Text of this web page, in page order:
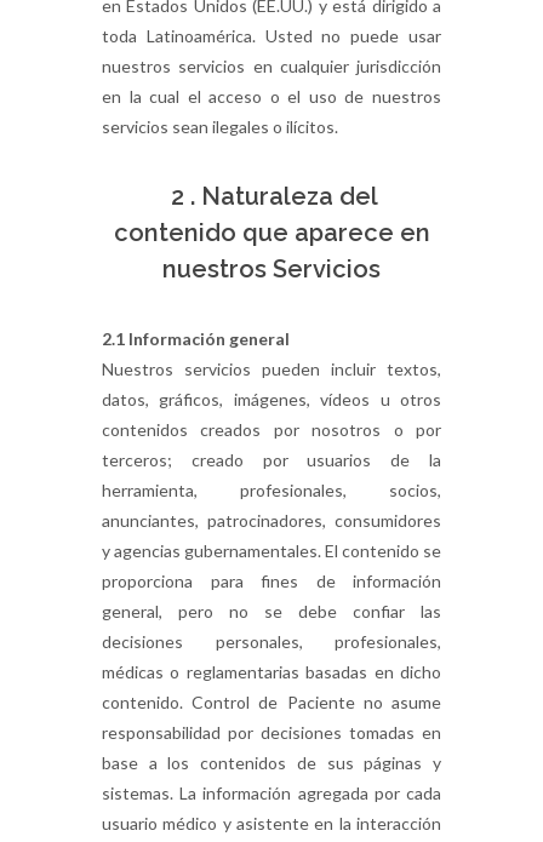
en Estados Unidos (EE.UU.) y está dirigido a
toda Latinoamérica. Usted no puede usar
nuestros servicios en cualquier jurisdicción
en la cual el acceso o el uso de nuestros
servicios sean ilegales o ilícitos.
2 . Naturaleza del
contenido que aparece en
nuestros Servicios
2.1 Información general
Nuestros servicios pueden incluir textos,
datos, gráficos, imágenes, vídeos u otros
contenidos creados por nosotros o por
terceros; creado por usuarios de la
herramienta, profesionales, socios,
anunciantes, patrocinadores, consumidores
y agencias gubernamentales. El contenido se
proporciona para fines de información
general, pero no se debe confiar las
decisiones personales, profesionales,
médicas o reglamentarias basadas en dicho
contenido. Control de Paciente no asume
responsabilidad por decisiones tomadas en
base a los contenidos de sus páginas y
sistemas. La información agregada por cada
usuario médico y asistente en la interacción